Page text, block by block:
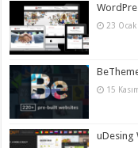
23
15
uDesing